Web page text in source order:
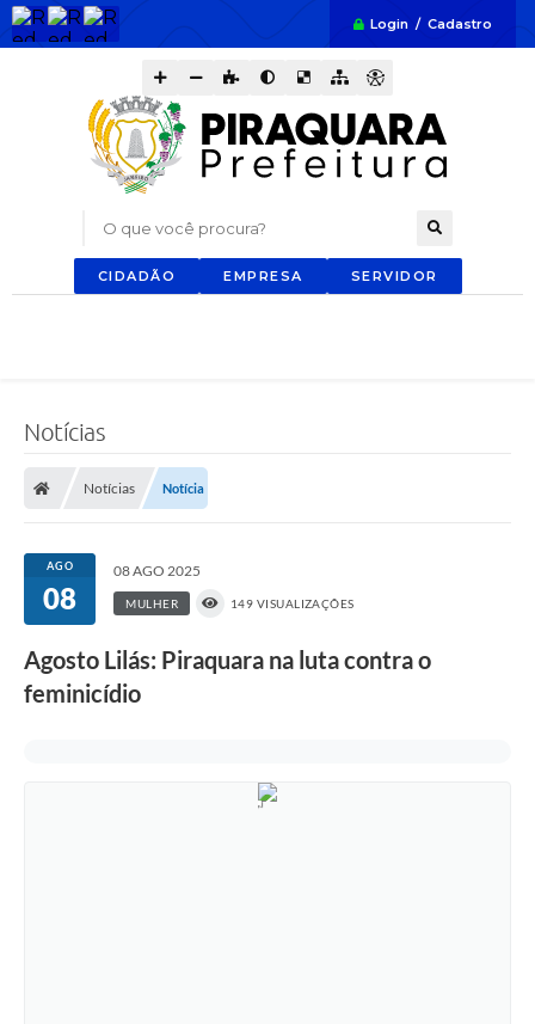
Login / Cadastro
O que você procura?
CIDADÃO EMPRESA SERVIDOR
Notícias
Notícias Notícia
AGO
08
08 AGO 2025
MULHER 149 VISUALIZAÇÕES
Agosto Lilás: Piraquara na luta contra o
feminicídio